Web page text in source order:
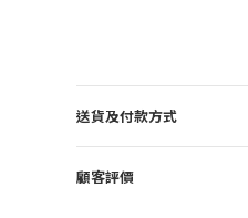
送貨及付款方式
顧客評價